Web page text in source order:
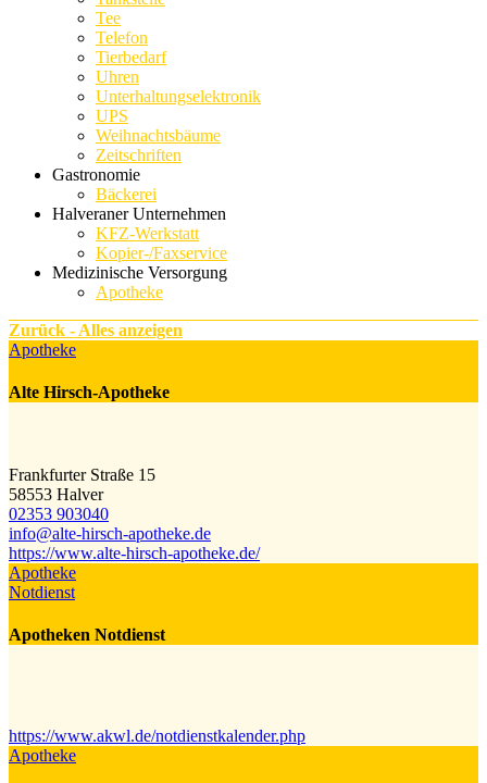
Tee
Telefon
Tierbedarf
Uhren
Unterhaltungselektronik
UPS
Weihnachtsbäume
Zeitschriften
Gastronomie
Bäckerei
Halveraner Unternehmen
KFZ-Werkstatt
Kopier-/Faxservice
Medizinische Versorgung
Apotheke
Zurück - Alles anzeigen
Apotheke
Alte Hirsch-Apotheke
Frankfurter Straße 15
58553 Halver
02353 903040
info@​alte-hirsch-apotheke.de
https://www.alte-hirsch-apotheke.de/
Apotheke
Notdienst
Apotheken Notdienst
https://www.akwl.de/notdienstkalender.php
Apotheke